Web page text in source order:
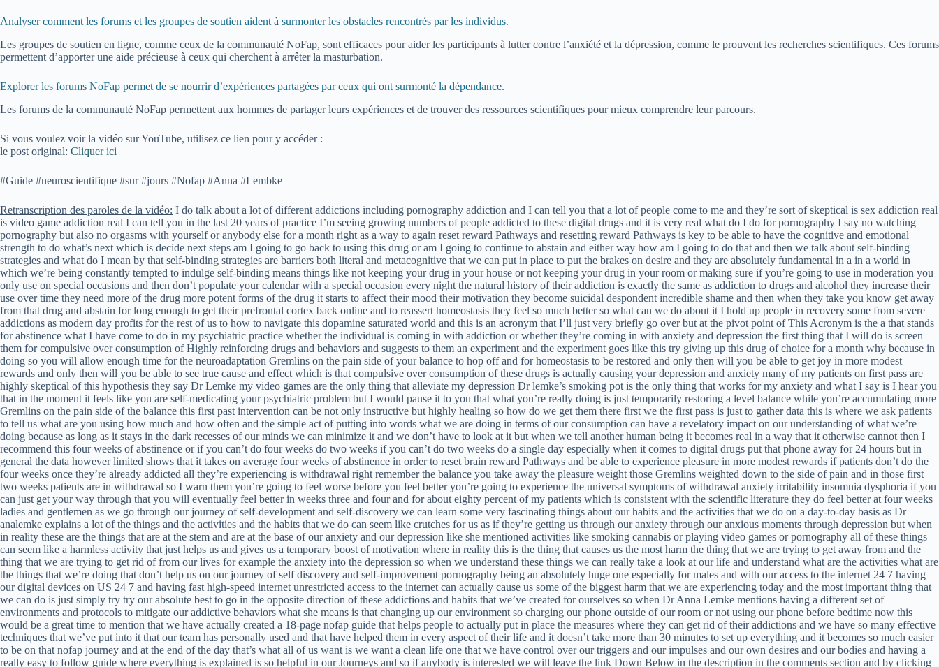
Analyser comment les forums et les groupes de soutien aident à surmonter les obstacles rencontrés par les individus.
Les groupes de soutien en ligne, comme ceux de la communauté NoFap, sont efficaces pour aider les participants à lutter contre l’anxiété et la dépression, comme le prouvent les recherches scientifiques. Ces forums
permettent d’apporter une aide précieuse à ceux qui cherchent à arrêter la masturbation.
Explorer les forums NoFap permet de se nourrir d’expériences partagées par ceux qui ont surmonté la dépendance.
Les forums de la communauté NoFap permettent aux hommes de partager leurs expériences et de trouver des ressources scientifiques pour mieux comprendre leur parcours.
Si vous voulez voir la vidéo sur YouTube, utilisez ce lien pour y accéder :
le post original: Cliquer ici
#Guide #neuroscientifique #sur #jours #Nofap #Anna #Lembke
Retranscription des paroles de la vidéo: I do talk about a lot of different addictions including pornography addiction and I can tell you that a lot of people come to me and they’re sort of skeptical is sex addiction real
is video game addiction real I can tell you in the last 20 years of practice I’m seeing growing numbers of people addicted to these digital drugs and it is very real what do I do for pornography I say no watching
pornography but also no orgasms with yourself or anybody else for a month right as a way to again reset reward Pathways and resetting reward Pathways is key to be able to have the cognitive and emotional
strength to do what’s next which is decide next steps am I going to go back to using this drug or am I going to continue to abstain and either way how am I going to do that and then we talk about self-binding
strategies and what do I mean by that self-binding strategies are barriers both literal and metacognitive that we can put in place to put the brakes on desire and they are absolutely fundamental in a in a world in
which we’re being constantly tempted to indulge self-binding means things like not keeping your drug in your house or not keeping your drug in your room or making sure if you’re going to use in moderation you
only use on special occasions and then don’t populate your calendar with a special occasion every night the natural history of their addiction is exactly the same as addiction to drugs and alcohol they increase their
use over time they need more of the drug more potent forms of the drug it starts to affect their mood their motivation they become suicidal despondent incredible shame and then when they take you know get away
from that drug and abstain for long enough to get their prefrontal cortex back online and to reassert homeostasis they feel so much better so what can we do about it I hold up people in recovery some from severe
addictions as modern day profits for the rest of us to how to navigate this dopamine saturated world and this is an acronym that I’ll just very briefly go over but at the pivot point of This Acronym is the a that stands
for abstinence what I have come to do in my psychiatric practice whether the individual is coming in with addiction or whether they’re coming in with anxiety and depression the first thing that I will do is screen
them for compulsive over consumption of Highly reinforcing drugs and behaviors and suggests to them an experiment and the experiment goes like this try giving up this drug of choice for a month why because in
doing so you will allow enough time for the neuroadaptation Gremlins on the pain side of your balance to hop off and for homeostasis to be restored and only then will you be able to get joy in more modest
rewards and only then will you be able to see true cause and effect which is that compulsive over consumption of these drugs is actually causing your depression and anxiety many of my patients on first pass are
highly skeptical of this hypothesis they say Dr Lemke my video games are the only thing that alleviate my depression Dr lemke’s smoking pot is the only thing that works for my anxiety and what I say is I hear you
that in the moment it feels like you are self-medicating your psychiatric problem but I would pause it to you that what you’re really doing is just temporarily restoring a level balance while you’re accumulating more
Gremlins on the pain side of the balance this first past intervention can be not only instructive but highly healing so how do we get them there first we the first pass is just to gather data this is where we ask patients
to tell us what are you using how much and how often and the simple act of putting into words what we are doing in terms of our consumption can have a revelatory impact on our understanding of what we’re
doing because as long as it stays in the dark recesses of our minds we can minimize it and we don’t have to look at it but when we tell another human being it becomes real in a way that it otherwise cannot then I
recommend this four weeks of abstinence or if you can’t do four weeks do two weeks if you can’t do two weeks do a single day especially when it comes to digital drugs put that phone away for 24 hours but in
general the data however limited shows that it takes on average four weeks of abstinence in order to reset brain reward Pathways and be able to experience pleasure in more modest rewards if patients don’t do the
four weeks once they’re already addicted all they’re experiencing is withdrawal right remember the balance you take away the pleasure weight those Gremlins weighted down to the side of pain and in those first
two weeks patients are in withdrawal so I warn them you’re going to feel worse before you feel better you’re going to experience the universal symptoms of withdrawal anxiety irritability insomnia dysphoria if you
can just get your way through that you will eventually feel better in weeks three and four and for about eighty percent of my patients which is consistent with the scientific literature they do feel better at four weeks
ladies and gentlemen as we go through our journey of self-development and self-discovery we can learn some very fascinating things about our habits and the activities that we do on a day-to-day basis as Dr
analemke explains a lot of the things and the activities and the habits that we do can seem like crutches for us as if they’re getting us through our anxiety through our anxious moments through depression but when
in reality these are the things that are at the stem and are at the base of our anxiety and our depression like she mentioned activities like smoking cannabis or playing video games or pornography all of these things
can seem like a harmless activity that just helps us and gives us a temporary boost of motivation where in reality this is the thing that causes us the most harm the thing that we are trying to get away from and the
thing that we are trying to get rid of from our lives for example the anxiety into the depression so when we understand these things we can really take a look at our life and understand what are the activities what are
the things that we’re doing that don’t help us on our journey of self discovery and self-improvement pornography being an absolutely huge one especially for males and with our access to the internet 24 7 having
our digital devices on US 24 7 and having fast high-speed internet unrestricted access to the internet can actually cause us some of the biggest harm that we are experiencing today and the most important thing that
we can do is just simply try try our absolute best to go in the opposite direction of these addictions and habits that we’ve created for ourselves so when Dr Anna Lemke mentions having a different set of
environments and protocols to mitigate our addictive behaviors what she means is that changing up our environment so charging our phone outside of our room or not using our phone before bedtime now this
would be a great time to mention that we have actually created a 18-page nofap guide that helps people to actually put in place the measures where they can get rid of their addictions and we have so many effective
techniques that we’ve put into it that our team has personally used and that have helped them in every aspect of their life and it doesn’t take more than 30 minutes to set up everything and it becomes so much easier
to be on that nofap journey and at the end of the day that’s what all of us want is we want a clean life one that we have control over our triggers and our impulses and our own desires and our bodies and having a
really easy to follow guide where everything is explained is so helpful in our Journeys and so if anybody is interested we will leave the link Down Below in the description in the comments section and by clicking